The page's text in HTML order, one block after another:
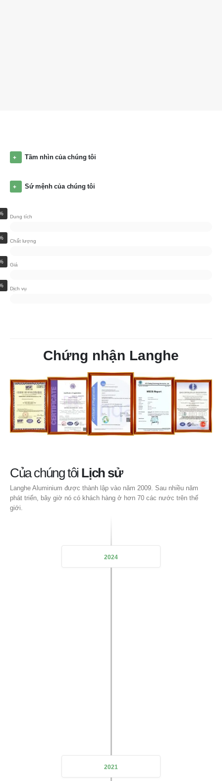
Tầm nhìn của chúng tôi
Sứ mệnh của chúng tôi
Dung tích
Chất lượng
Giá
Dịch vụ
Chứng nhận Langhe
Của chúng tôi Lịch sử
Langhe Aluminium được thành lập vào năm 2009. Sau nhiều năm
phát triển, bây giờ nó có khách hàng ở hơn 70 các nước trên thế
giới.
2024
2021